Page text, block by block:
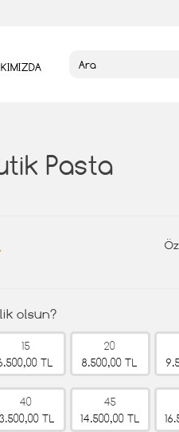
Pasta
olsun?
15
TL
20
8.500,00 TL
40
TL
45
14.500,00 TL